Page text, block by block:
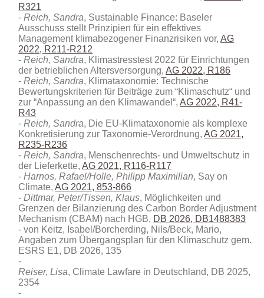
R321
Reich, Sandra, Sustainable Finance: Baseler
Ausschuss stellt Prinzipien für ein effektives
Management klimabezogener Finanzrisiken vor,AG
2022, R211-R212
Reich, Sandra, Klimastresstest 2022 für Einrichtungen
der betrieblichen Altersversorgung,AG 2022, R186
Reich, Sandra, Klimataxonomie: Technische
Bewertungskriterien für Beiträge zum “Klimaschutz“ und
zur “Anpassung an den Klimawandel“,AG 2022, R41-
R43
Reich, Sandra, Die EU-Klimataxonomie als komplexe
Konkretisierung zur Taxonomie-Verordnung,AG 2021,
R235-R236
Reich, Sandra, Menschenrechts- und Umweltschutz in
der Lieferkette,AG 2021, R116-R117
Harnos, Rafael/Holle, Philipp Maximilian, Say on
Climate,AG 2021, 853-866
Dittmar, Peter/Tissen, Klaus, Möglichkeiten und
Grenzen der Bilanzierung des Carbon Border Adjustment
Mechanism (CBAM) nach HGB, DB 2026, DB1488383
von Keitz, Isabel/Borcherding, Nils/Beck, Mario,
Angaben zum Übergangsplan für den Klimaschutz gem.
ESRS E1, DB 2026, 135
Reiser, Lisa, Climate Lawfare in Deutschland, DB 2025,
2354